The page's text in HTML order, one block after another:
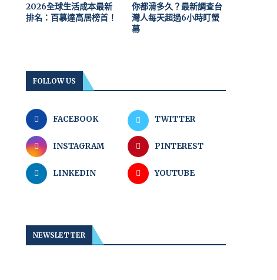
2026全球生活成本最新
排名：百慕達高居榜首！
你都滑多久？最新調查台
灣人每天超過6小時盯螢
幕
FOLLOW US
FACEBOOK TWITTER
INSTAGRAM PINTEREST
LINKEDIN YOUTUBE
NEWSLETTER